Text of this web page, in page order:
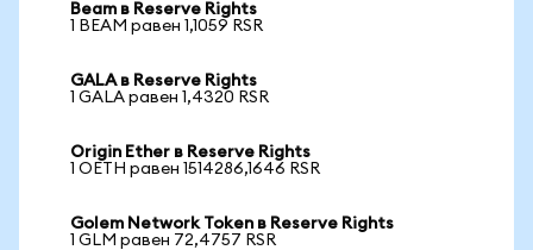
Beam в Reserve Rights
1 BEAM равен 1,1059 RSR
GALA в Reserve Rights
1 GALA равен 1,4320 RSR
Origin Ether в Reserve Rights
1 OETH равен 1514286,1646 RSR
Golem Network Token в Reserve Rights
1 GLM равен 72,4757 RSR